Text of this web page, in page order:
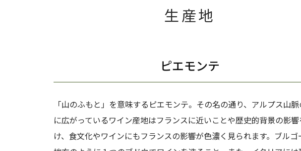
生産地
ピエモンテ
「山のふもと」を意味するピエモンテ。その名の通り、アルプス山
に広がっているワイン産地はフランスに近いことや歴史的背景の影
け、食文化やワインにもフランスの影響が色濃く見られます。ブルゴ